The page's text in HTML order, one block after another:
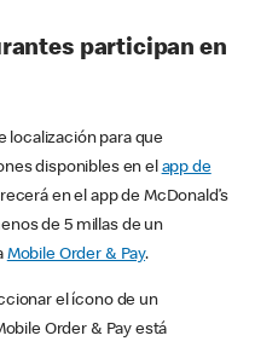
participan en
localización para que
disponibles en el app de
en el app de McDonald’s
de 5 millas de un
Mobile Order & Pay.
el ícono de un
Order & Pay está